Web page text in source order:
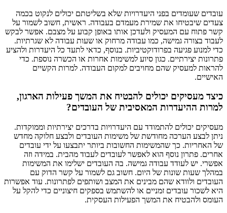
עובדים שעומדים בפני היעדרויות שלא בשליטתם יכולים לנקוט בכמה
צעדים שיבטיחו את שמירת מעמדם בעבודה. ראשית, חשוב לשמור על
קשר פתוח עם המעסיק ולעדכן אותו באופן קבוע על מצבם. אפשר לבקש
לעבוד בצורה גמישה, כמו עבודה מרחוק או שעות עבודה לא שגרתיות.
כדי למנוע פגיעה בפרודוקטיביות. בנוסף, כדאי לתעד כל היעדרות ולהציע
פתרונות יצירתיים. כגון סיוע למשימות אחרות או הכשרה נוספת. כדי
להראות למעסיק שהם מחויבים למקום העבודה. למרות הקשיים
האישיים.
כיצד מעסיקים יכולים להבטיח את המשך פעילות הארגון,
למרות ההיעדרות המאסיבית של העובדים?
מעסיקים יכולים להתמודד עם היעדרויות בדרכים יצירתיות וממוקדות.
ניתן לבצע הערכה מחודשת של משימות העובדים ולבצע חלוקה מחדש
של האחריות. כך שהמשימות החשובות ביותר יתבצעו על ידי עובדים
אחרים. פתרון נוסף הוא לאפשר לעובדים לעבוד מהבית. במידה וזה
אפשרי. יש לעודד עבודה גמישה. בה העובדים ישלימו את המשימות
במהלך שעות שונות של היום. חשוב גם לשמור על קשר הדוק עם
העובדים ולוודא שהם מבינים את המצב ושותפים לפתרונות. עוד אפשרות
היא לשכור עובדים זמניים או להשתמש בספקים חיצוניים כדי להקל על
העומס ולהבטיח את המשך הפעילות העסקית.